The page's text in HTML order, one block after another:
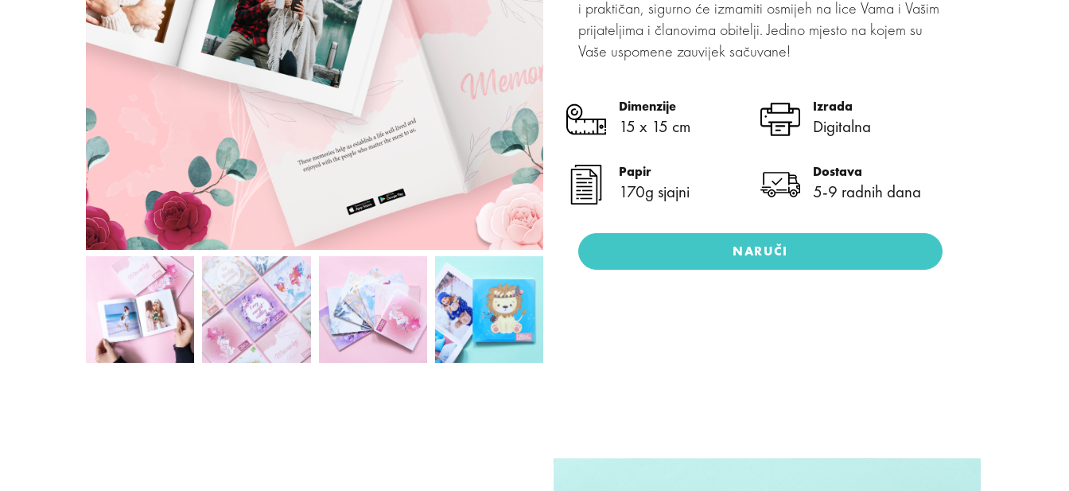
i praktičan, sigurno će izmamiti osmijeh na lice Vama i Vašim
prijateljima i članovima obitelji. Jedino mjesto na kojem su
Vaše uspomene zauvijek sačuvane!
Dimenzije
15 x 15 cm
Izrada
Digitalna
Papir
170g sjajni
Dostava
5-9 radnih dana
NARUČI